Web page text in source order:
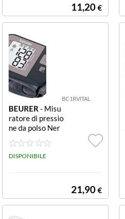
11,20 €
BC1RVITAL
BEURER - Misu
ratore di pressio
ne da polso Ner
DISPONIBILE
21,90 €